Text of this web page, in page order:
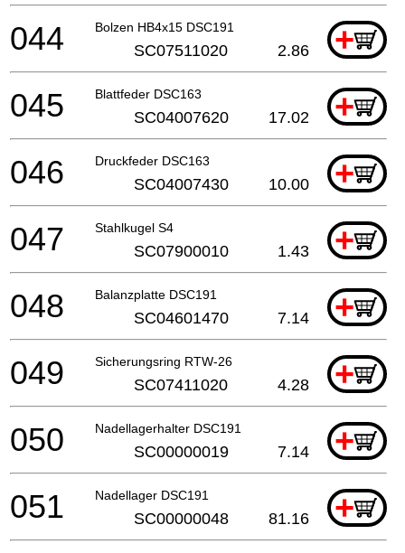
Bolzen HB4x15 DSC191 +
044 SC07511020 2.86
Blattfeder DSC163 +
045 SC04007620 17.02
Druckfeder DSC163 +
046 SC04007430 10.00
Stahlkugel S4 +
047 SC07900010 1.43
Balanzplatte DSC191 +
048 SC04601470 7.14
Sicherungsring RTW-26 +
049 SC07411020 4.28
Nadellagerhalter DSC191 +
050 SC00000019 7.14
Nadellager DSC191 +
051 SC00000048 81.16